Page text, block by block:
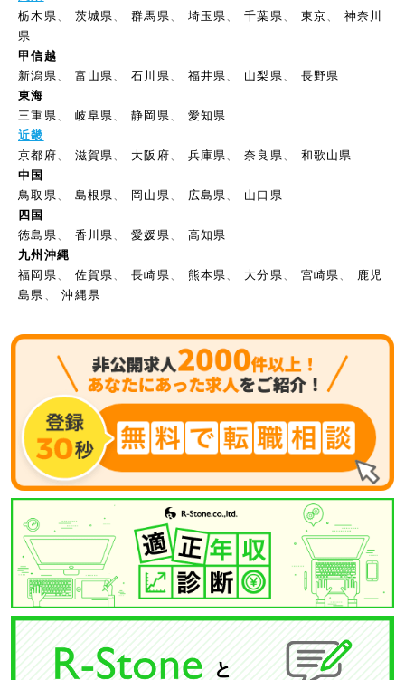
栃木県
茨城県 、群馬県 埼玉県 、千葉県 東京
神奈川
県
甲信越
新潟県
富山県 、石川県 福井県 山梨県
長野県
東海
三重県
岐阜県 、静岡県
愛知県
近畿
京都府
滋賀県 大阪府 兵庫県 、奈良県
和歌山県
中国
鳥取県
島根県 岡山県 広島県
山口県
四国
徳島県
香川県 、愛媛県
高知県
九州沖縄
福岡県
佐賀県 、長崎県 熊本県 大分県 宮崎県
鹿児
島県
、沖縄県